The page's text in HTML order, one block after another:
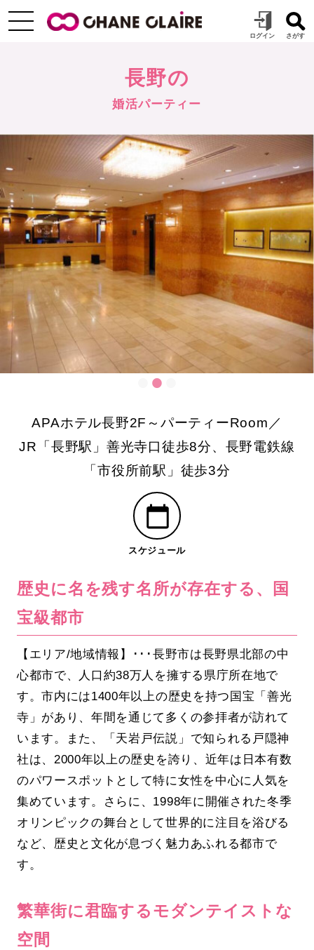
長野の
婚活パーティー
APAホテル長野2F～パーティーRoom／
JR「長野駅」善光寺口徒歩8分、長野電鉄線
「市役所前駅」徒歩3分
スケジュール
歴史に名を残す名所が存在する、国
宝級都市
【エリア/地域情報】･･･長野市は長野県北部の中
心都市で、人口約38万人を擁する県庁所在地で
す。市内には1400年以上の歴史を持つ国宝「善光
寺」があり、年間を通じて多くの参拝者が訪れて
います。また、「天岩戸伝説」で知られる戸隠神
社は、2000年以上の歴史を誇り、近年は日本有数
のパワースポットとして特に女性を中心に人気を
集めています。さらに、1998年に開催された冬季
オリンピックの舞台として世界的に注目を浴びる
など、歴史と文化が息づく魅力あふれる都市で
す。
繁華街に君臨するモダンテイストな
空間